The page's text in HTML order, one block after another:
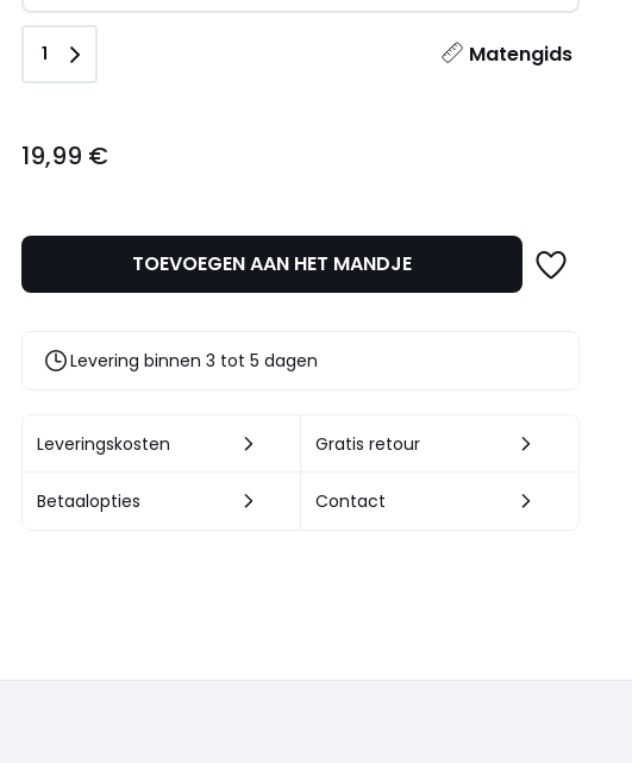
Matengids
Aantal
1
€.
19,99 €
TOEVOEGEN AAN HET MANDJE
Levering binnen 3 tot 5 dagen
Leveringskosten Gratis retour
Betaalopties Contact